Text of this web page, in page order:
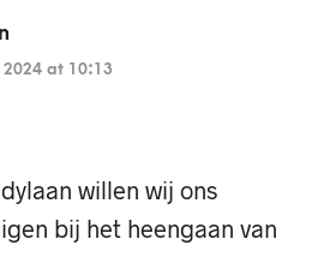
2024 at 10:13
willen wij ons
bij het heengaan van